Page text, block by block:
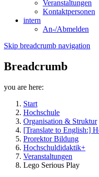
Veranstaltungen
Kontaktpersonen
intern
An-/Abmelden
Skip breadcrumb navigation
Breadcrumb
you are here:
Start
Hochschule
Organisation & Struktur
[Translate to English:]
Prorektor Bildung
Hochschuldidaktik+
Veranstaltungen
Lego Serious Play